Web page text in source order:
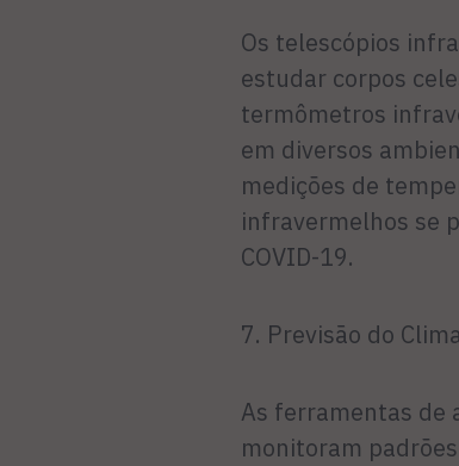
Os telescópios
estudar corpos
termômetros
em diversos
medições de
infravermelhos se
COVID-19.
7. Previsão do
As ferramentas de
monitoram